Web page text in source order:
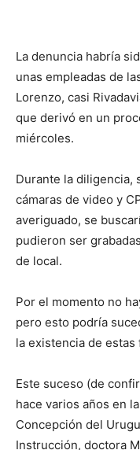
La denuncia habría
unas empleadas de
Lorenzo, casi
que derivó en un
miércoles.
Durante la diligencia,
cámaras de video y
averiguado, se
pudieron ser
de local.
Por el momento no
pero esto podría
la existencia de
Este suceso (de
hace varios años en
Concepción del
Instrucción, doctora